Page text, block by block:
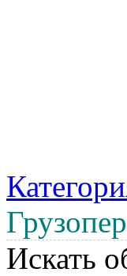
Искать